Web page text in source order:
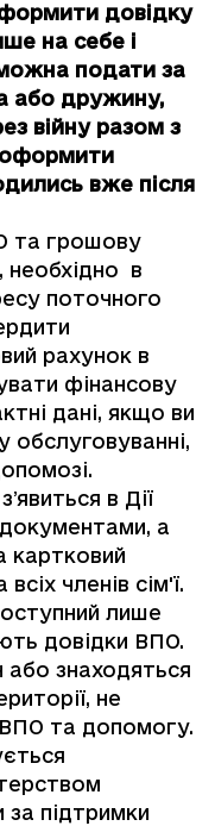
довідку
на себе і
подати за
або дружину,
війну разом з
вже після
та грошову
необхідно в
поточного
рахунок в
фінансову
дані, якщо ви
в Дії
а
картковий
членів сім'ї.
лише
довідки ВПО.
або знаходяться
не
та допомогу.
за підтримки